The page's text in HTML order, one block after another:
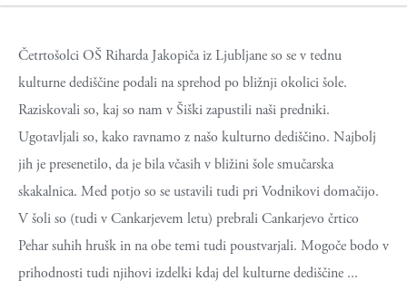
Četrtošolci OŠ Riharda Jakopiča iz Ljubljane so se v tednu
kulturne dediščine podali na sprehod po bližnji okolici šole.
Raziskovali so, kaj so nam v Šiški zapustili naši predniki.
Ugotavljali so, kako ravnamo z našo kulturno dediščino. Najbolj
jih je presenetilo, da je bila včasih v bližini šole smučarska
skakalnica. Med potjo so se ustavili tudi pri Vodnikovi domačijo.
V šoli so (tudi v Cankarjevem letu) prebrali Cankarjevo črtico
Pehar suhih hrušk in na obe temi tudi poustvarjali. Mogoče bodo v
prihodnosti tudi njihovi izdelki kdaj del kulturne dediščine ...